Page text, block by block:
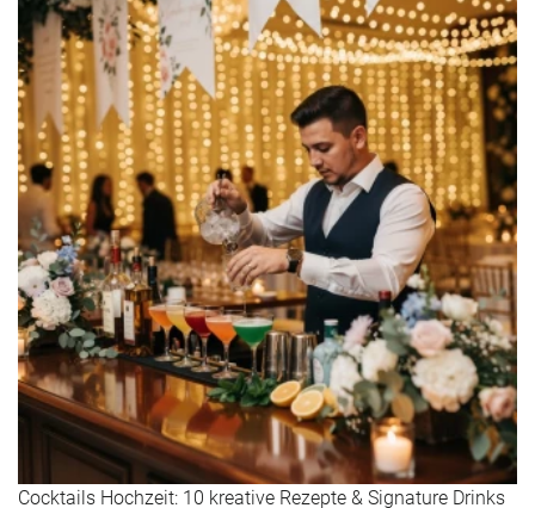
Cocktails Hochzeit: 10 kreative Rezepte & Signature Drinks